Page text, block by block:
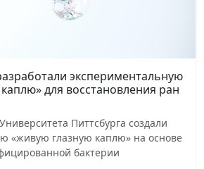
экспериментальную
для восстановления ран
Питтсбурга создали
«живую глазную каплю» на основе
бактерии